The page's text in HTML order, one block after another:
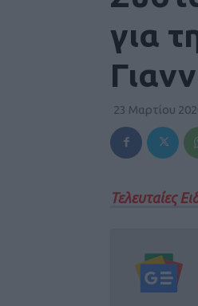
για
23 Μαρτίου
Τελευταίες